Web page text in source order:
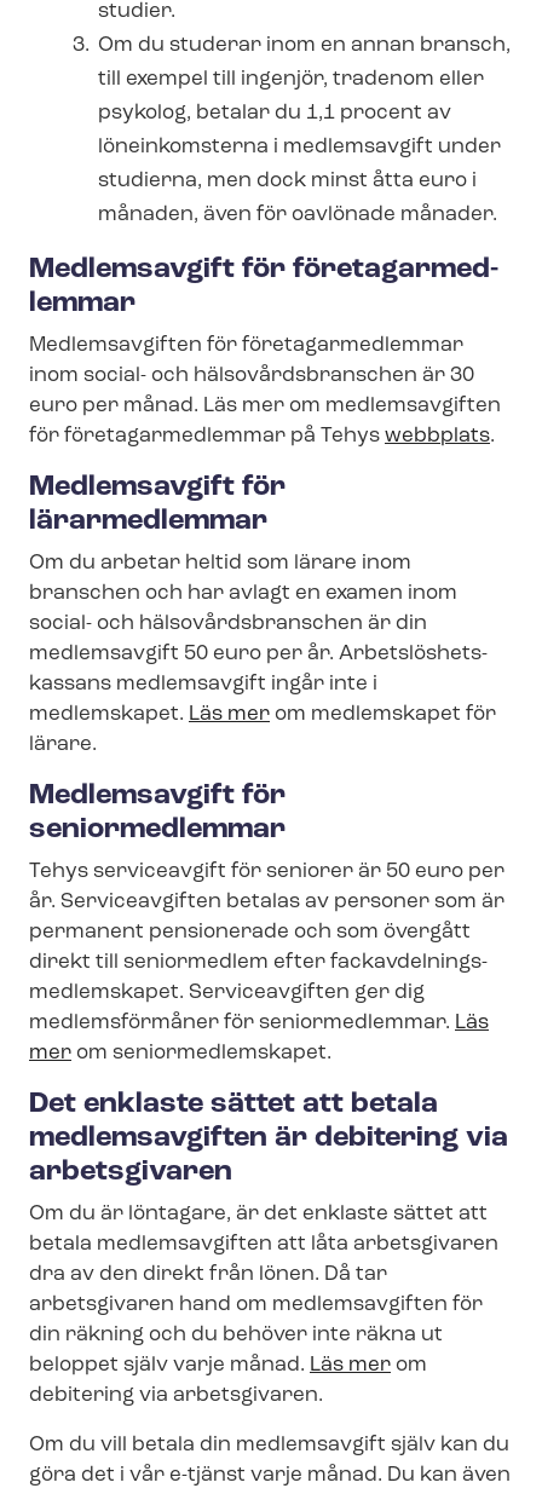
studier.
Om du studerar inom en annan bransch,
till exempel till ingenjör, tradenom eller
psykolog, betalar du 1,1 procent av
löneinkomsterna i medlemsavgift under
studierna, men dock minst åtta euro i
månaden, även för oavlönade månader.
Medlemsavgift för fö­re­tagar­med­
lem­mar
Medlemsavgiften för fö­re­tagar­med­lem­mar
inom social- och häl­so­vårds­bran­schen är 30
euro per månad. Läs mer om medlemsavgiften
för fö­re­tagar­med­lem­mar på Tehys webbplats.
Medlemsavgift för
lärarmedlemmar
Om du arbetar heltid som lärare inom
branschen och har avlagt en examen inom
social- och häl­so­vårds­bran­schen är din
medlemsavgift 50 euro per år. Ar­bets­lös­hets­
kas­sans medlemsavgift ingår inte i
medlemskapet. Läs mer om medlemskapet för
lärare.
Medlemsavgift för
seniormedlemmar
Tehys serviceavgift för seniorer är 50 euro per
år. Serviceavgiften betalas av personer som är
permanent pensionerade och som övergått
direkt till seniormedlem efter fackav­del­nings­
med­lem­ska­pet. Serviceavgiften ger dig
medlemsförmåner för seniormedlemmar. Läs
mer om se­ni­or­med­lem­ska­pet.
Det enklaste sättet att betala
medlemsavgiften är debitering via
arbetsgivaren
Om du är löntagare, är det enklaste sättet att
betala medlemsavgiften att låta arbetsgivaren
dra av den direkt från lönen. Då tar
arbetsgivaren hand om medlemsavgiften för
din räkning och du behöver inte räkna ut
beloppet själv varje månad. Läs mer om
debitering via arbetsgivaren.
Om du vill betala din medlemsavgift själv kan du
göra det i vår e-tjänst varje månad. Du kan även